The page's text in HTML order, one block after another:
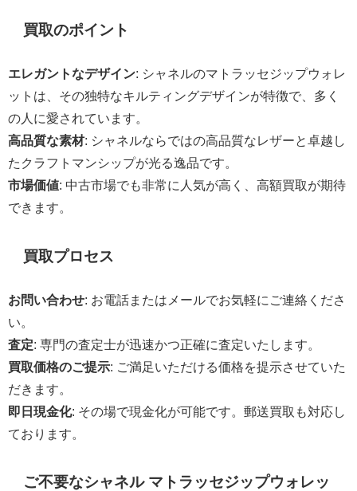
買取のポイント
エレガントなデザイン: シャネルのマトラッセジップウォレ
ットは、その独特なキルティングデザインが特徴で、多く
の人に愛されています。
高品質な素材: シャネルならではの高品質なレザーと卓越し
たクラフトマンシップが光る逸品です。
市場価値: 中古市場でも非常に人気が高く、高額買取が期待
できます。
買取プロセス
お問い合わせ: お電話またはメールでお気軽にご連絡くださ
い。
査定: 専門の査定士が迅速かつ正確に査定いたします。
買取価格のご提示: ご満足いただける価格を提示させていた
だきます。
即日現金化: その場で現金化が可能です。郵送買取も対応し
ております。
ご不要なシャネル マトラッセジップウォレッ